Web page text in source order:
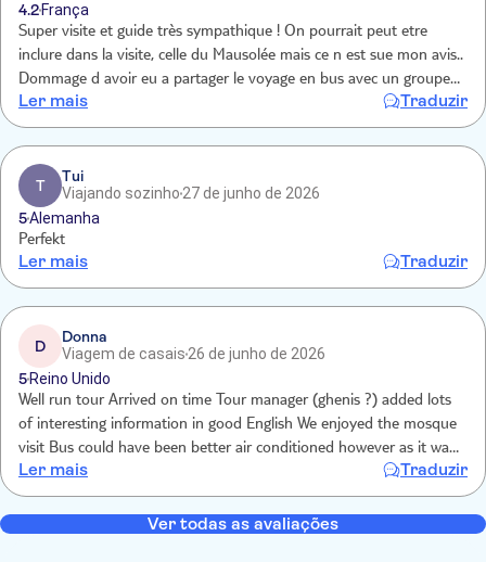
4.2 França
Super visite et guide très sympathique ! On pourrait peut etre
inclure dans la visite, celle du Mausolée mais ce n est sue mon avis..
Dommage d avoir eu a partager le voyage en bus avec un groupe
polonais..je pense que mes explications sont mieux comprises qd il
n y'a qu une seule langue! Nour, notre guide etait extrêmement
gentille. Ca reste une très belle experience
Ler mais Traduzir
T
Tui
Viajando sozinho27 de junho de 2026
5Alemanha
Perfekt
Ler mais Traduzir
D
Donna
Viagem de casais26 de junho de 2026
5 Reino Unido
Well run tour Arrived on time Tour manager (ghenis ?) added lots
of interesting information in good English We enjoyed the mosque
visit Bus could have been better air conditioned however as it was
very hot
Ler mais Traduzir
Ver todas as avaliações